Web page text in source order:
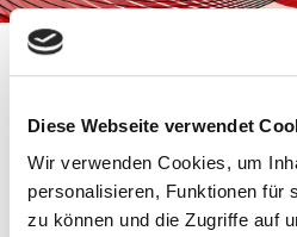
Diese Webseite verwendet
Wir verwenden Cookies, um
personalisieren, Funktionen für
zu können und die Zugriffe auf